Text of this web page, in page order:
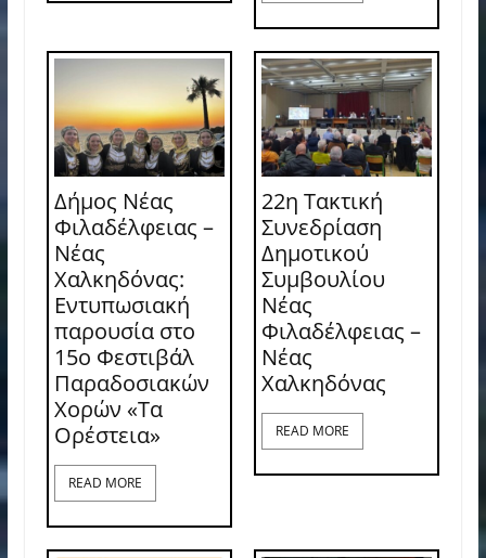
Δήμος Νέας
Φιλαδέλφειας –
Νέας
Χαλκηδόνας:
Εντυπωσιακή
παρουσία στο
15ο Φεστιβάλ
Παραδοσιακών
Χορών «Τα
Ορέστεια»
READ MORE
22η Τακτική
Συνεδρίαση
Δημοτικού
Συμβουλίου
Νέας
Φιλαδέλφειας –
Νέας
Χαλκηδόνας
READ MORE